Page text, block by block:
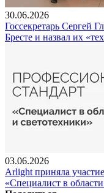
30.06.2026
Госсекретарь Сергей
Бресте и назвал их
03.06.2026
Arlight приняла
«Специалист в